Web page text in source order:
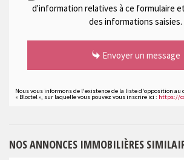
d'information relatives à ce formulaire
des informations saisies.
Envoyer un message
Nous vous informons de l'existence de la liste d'opposition au
« Bloctel », sur laquelle vous pouvez vous inscrire ici : https://
NOS ANNONCES IMMOBILIÈRES